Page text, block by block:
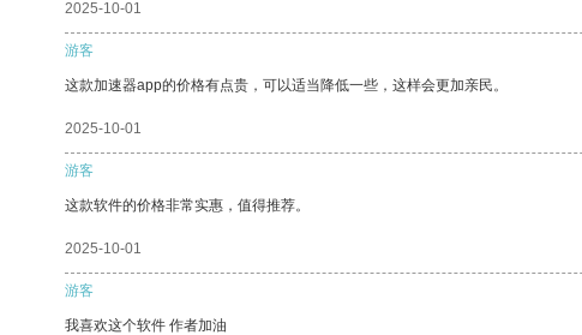
2025-10-01
游客
这款加速器app的价格有点贵，可以适当降低一些，这样会更加亲民。
2025-10-01
游客
这款软件的价格非常实惠，值得推荐。
2025-10-01
游客
我喜欢这个软件 作者加油